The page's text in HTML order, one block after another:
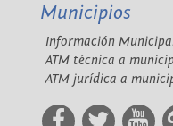
Municipios
Información
ATM técnica a
ATM jurídica a